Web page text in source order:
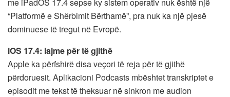
“Platformë e Shërbimit Bërthamë”, pra nuk ka një pjesë
dominuese të tregut në Evropë.
iOS 17.4: lajme për të gjithë
Apple ka përfshirë disa veçori të reja për të gjithë
përdoruesit. Aplikacioni Podcasts mbështet transkriptet e
episodit me tekst të theksuar në sinkron me audion